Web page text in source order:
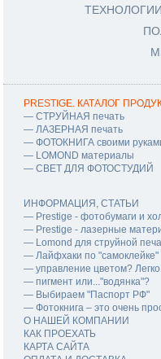
PRESTIGE. КАТАЛОГ
― СТРУЙНАЯ печать
― ЛАЗЕРНАЯ печать
― ФОТОКНИГА своими
― LOMOND материалы
― СВЕТ ДЛЯ ФОТОСТУДИЙ
ИНФОРМАЦИЯ, СТАТЬИ
― Prestige - фотобумаги и
― Prestige - лазерные
― Lomond для струйной
― Лайфхаки по "самоклейке"
― управление цветом?
― пигмент или..."водянка"?
― Выбираем "Паспорт РФ"
― Фотокнига – это очень
О НАШЕЙ КОМПАНИИ
КАК ПРОЕХАТЬ
КАРТА САЙТА